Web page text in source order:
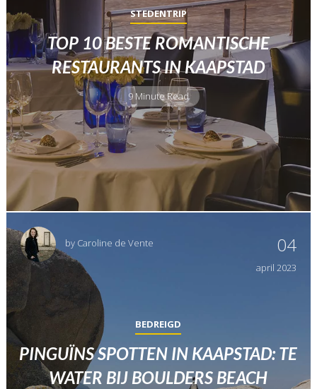
STEDENTRIP
TOP 10 BESTE ROMANTISCHE
RESTAURANTS IN KAAPSTAD
9 Minute Read
by Caroline de Vente 04
april 2023
BEDREIGD
PINGUÏNS SPOTTEN IN KAAPSTAD: TE
WATER BIJ BOULDERS BEACH